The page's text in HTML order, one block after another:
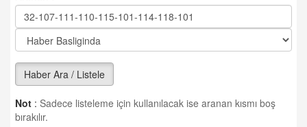
Haber Ara / Listele
Not : Sadece listeleme için kullanılacak ise aranan kısmı boş
bırakılır.